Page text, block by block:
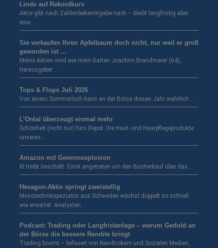
Linde auf Rekordkurs
Aktie gibt nach Zahlenbekanntgabe nach – bleibt langfristig aber
eine …
Sie verkaufen Ihren Apfelbaum doch nicht, nur weil er groß
geworden ist …
Meine Aktien sind wie mein Garten Joachim Brandmaier (64),
Herausgeber …
Tops & Flops Juli 2026
Von einem Sommerloch kann an der Börse dieses Jahr wahrlich …
L’Oréal überzeugt einmal mehr
Schönheit (nicht nur) fürs Depot. Die Haut- und Haarpflegeprodukte
unseres …
Amazon mit Gewinnexplosion
KI treibt Geschäft. Einst angetreten um den Bücherkauf über das …
Hexagon-Aktie springt zweistellig
Messtechnikspezialist aus Schweden wächst doppelt so schnell
wie erwartet. Analysten …
Podcast: Trading oder Langfristanlage – warum Geduld an
der Börse die bessere Rendite bringt
Trading boomt – befeuert von Neo-Brokern und Sozialen Medien,